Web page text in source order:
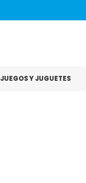
JUEGOS Y JUGUETES